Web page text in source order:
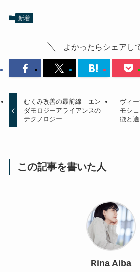
新着
よかったらシェアし
むくみ改善の最前線｜エン
ダモロジーアライアンスの
テクノロジー
ヴィ
モシ
徴と
この記事を書いた人
Rina Aiba